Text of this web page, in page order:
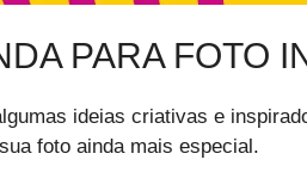
PARA FOTO
ideias criativas e
foto ainda mais especial.